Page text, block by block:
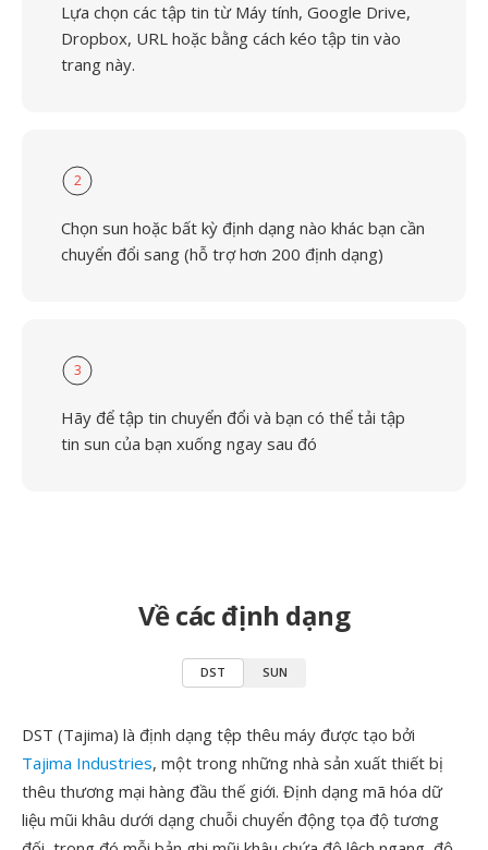
Lựa chọn các tập tin từ Máy tính, Google Drive,
Dropbox, URL hoặc bằng cách kéo tập tin vào
trang này.
2
Chọn sun hoặc bất kỳ định dạng nào khác bạn cần
chuyển đổi sang (hỗ trợ hơn 200 định dạng)
3
Hãy để tập tin chuyển đổi và bạn có thể tải tập
tin sun của bạn xuống ngay sau đó
Về các định dạng
DST SUN
DST (Tajima) là định dạng tệp thêu máy được tạo bởi
Tajima Industries, một trong những nhà sản xuất thiết bị
thêu thương mại hàng đầu thế giới. Định dạng mã hóa dữ
liệu mũi khâu dưới dạng chuỗi chuyển động tọa độ tương